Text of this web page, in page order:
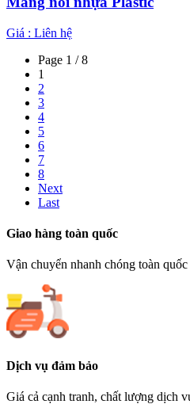
Giá : Liên hệ
Page 1 / 8
1
2
3
4
5
6
7
8
Next
Last
Giao hàng toàn quốc
Vận chuyển nhanh chóng toàn
Dịch vụ đảm bảo
Giá cả cạnh tranh, chất lượng dịch